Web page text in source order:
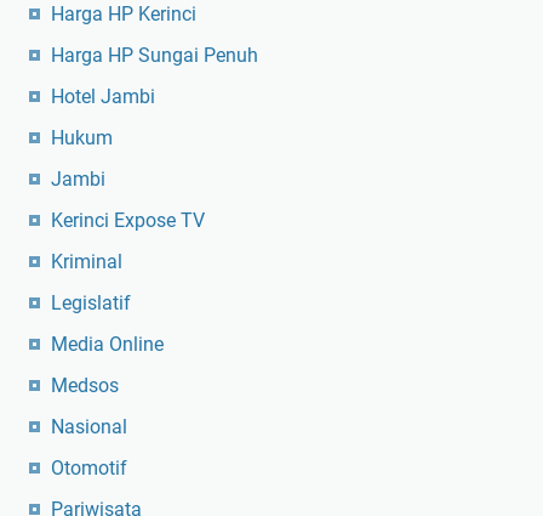
Harga HP Kerinci
Harga HP Sungai Penuh
Hotel Jambi
Hukum
Jambi
Kerinci Expose TV
Kriminal
Legislatif
Media Online
Medsos
Nasional
Otomotif
Pariwisata